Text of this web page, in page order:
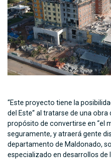
“Este proyecto tiene la
del Este” al tratarse de una obra
propósito de convertirse en “el
seguramente, y atraerá gente
departamento de Maldonado,
especializado en desarrollos de